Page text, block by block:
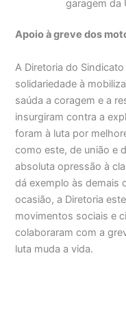
garagem da
Apoio à greve dos
A Diretoria do
solidariedade à
saúda a coragem e a
insurgiram contra a
foram à luta por
como este, de união e
absoluta opressão à
dá exemplo às demais
ocasião, a Diretoria
movimentos sociais e
colaboraram com a
luta muda a vida.